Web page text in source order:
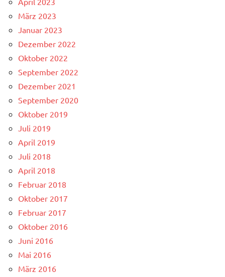
März 2023
Januar 2023
Dezember 2022
Oktober 2022
September 2022
Dezember 2021
September 2020
Oktober 2019
Juli 2019
April 2019
Juli 2018
April 2018
Februar 2018
Oktober 2017
Februar 2017
Oktober 2016
Juni 2016
Mai 2016
März 2016